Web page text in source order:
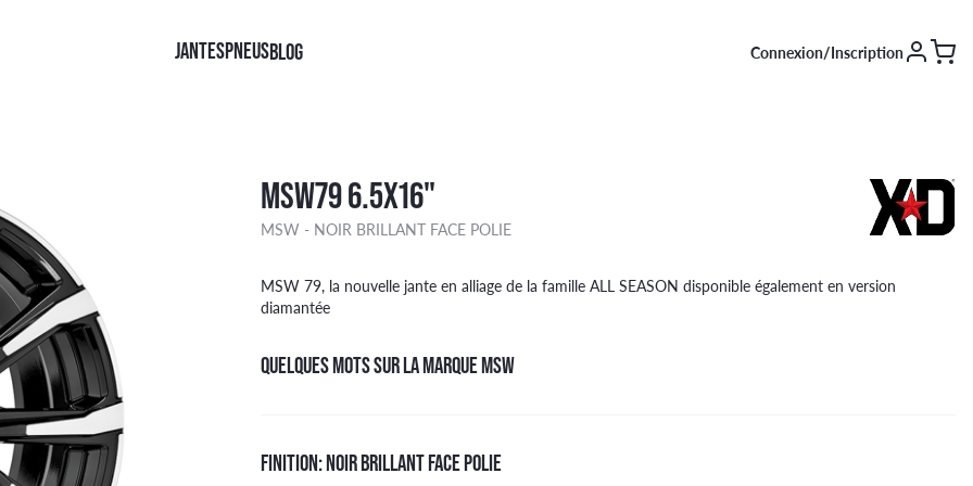
JANTES
RACING
FINITIONS
NOIR BRILLANT
NOIR FACE POLIE
Face polie Noir
ARGENT
Mat Noir
PNEUS
TYPE
4X4
CAMIONNETTE
BLOG Connexion/Inscription
MSW79 6.5X16"
MSW - NOIR BRILLANT FACE POLIE
MSW 79, la nouvelle jante en alliage de la famille ALL SEASON disponible également en version
diamantée
QUELQUES MOTS SUR LA MARQUE MSW
FINITION: NOIR BRILLANT FACE POLIE